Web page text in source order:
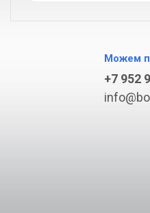
Можем
+7 952